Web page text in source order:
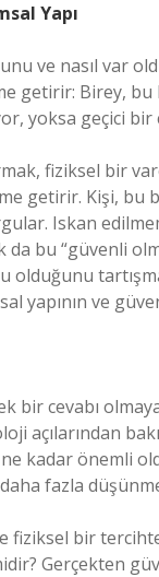
Yapı
ve nasıl var
getirir: Birey, bu
yoksa geçici bir
fiziksel bir
getirir. Kişi, bu
Iskan
bu “güvenli
yapının ve
bir cevabı
açılarından
kadar önemli
fazla
fiziksel bir
Gerçekten